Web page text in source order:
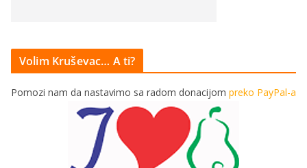
Volim Kruševac… A ti?
Pomozi nam da nastavimo sa radom donacijom preko PayPal-a